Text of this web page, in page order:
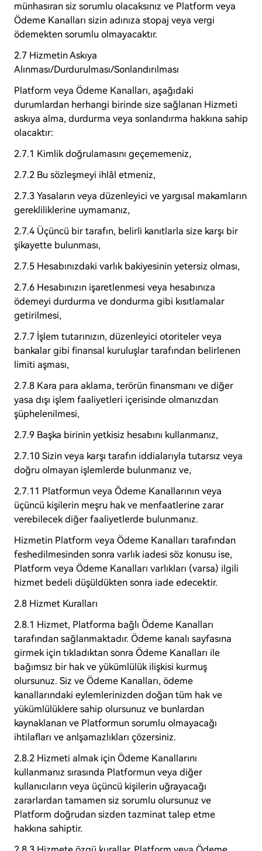
münhasıran siz sorumlu olacaksınız ve Platform veya
Ödeme Kanalları sizin adınıza stopaj veya vergi
ödemekten sorumlu olmayacaktır.
2.7 Hizmetin Askıya
Alınması/Durdurulması/Sonlandırılması
Platform veya Ödeme Kanalları, aşağıdaki
durumlardan herhangi birinde size sağlanan Hizmeti
askıya alma, durdurma veya sonlandırma hakkına sahip
olacaktır:
2.7.1 Kimlik doğrulamasını geçememeniz,
2.7.2 Bu sözleşmeyi ihlâl etmeniz,
2.7.3 Yasaların veya düzenleyici ve yargısal makamların
gerekliliklerine uymamanız,
2.7.4 Üçüncü bir tarafın, belirli kanıtlarla size karşı bir
şikayette bulunması,
2.7.5 Hesabınızdaki varlık bakiyesinin yetersiz olması,
2.7.6 Hesabınızın işaretlenmesi veya hesabınıza
ödemeyi durdurma ve dondurma gibi kısıtlamalar
getirilmesi,
2.7.7 İşlem tutarınızın, düzenleyici otoriteler veya
bankalar gibi finansal kuruluşlar tarafından belirlenen
limiti aşması,
2.7.8 Kara para aklama, terörün finansmanı ve diğer
yasa dışı işlem faaliyetleri içerisinde olmanızdan
şüphelenilmesi,
2.7.9 Başka birinin yetkisiz hesabını kullanmanız,
2.7.10 Sizin veya karşı tarafın iddialarıyla tutarsız veya
doğru olmayan işlemlerde bulunmanız ve,
2.7.11 Platformun veya Ödeme Kanallarının veya
üçüncü kişilerin meşru hak ve menfaatlerine zarar
verebilecek diğer faaliyetlerde bulunmanız.
Hizmetin Platform veya Ödeme Kanalları tarafından
feshedilmesinden sonra varlık iadesi söz konusu ise,
Platform veya Ödeme Kanalları varlıkları (varsa) ilgili
hizmet bedeli düşüldükten sonra iade edecektir.
2.8 Hizmet Kuralları
2.8.1 Hizmet, Platforma bağlı Ödeme Kanalları
tarafından sağlanmaktadır. Ödeme kanalı sayfasına
girmek için tıkladıktan sonra Ödeme Kanalları ile
bağımsız bir hak ve yükümlülük ilişkisi kurmuş
olursunuz. Siz ve Ödeme Kanalları, ödeme
kanallarındaki eylemlerinizden doğan tüm hak ve
yükümlülüklere sahip olursunuz ve bunlardan
kaynaklanan ve Platformun sorumlu olmayacağı
ihtilafları ve anlşamazlıkları çözersiniz.
2.8.2 Hizmeti almak için Ödeme Kanallarını
kullanmanız sırasında Platformun veya diğer
kullanıcıların veya üçüncü kişilerin uğrayacağı
zararlardan tamamen siz sorumlu olursunuz ve
Platform doğrudan sizden tazminat talep etme
hakkına sahiptir.